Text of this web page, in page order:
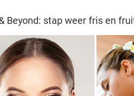
Beyond: stap weer fris en